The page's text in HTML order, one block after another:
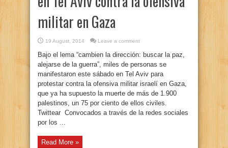
militar en Gaza
19 August, 2014 Leave a comment
Bajo el lema “cambien la dirección: buscar la paz,
alejarse de la guerra”, miles de personas se
manifestaron este sábado en Tel Aviv para
protestar contra la ofensiva militar israelí en Gaza,
que ya ha supuesto la muerte de más de 1.900
palestinos, un 75 por ciento de ellos civiles.
Twittear Convocados a través de la redes sociales
por los ...
Read More »